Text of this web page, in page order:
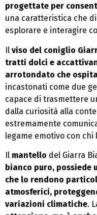
progettate per
una caratteristica che
esplorare e interagire
Il viso del coniglio
tratti dolci e
arrotondato che
incastonati come due
capace di trasmettere
dalla curiosità alla
estremamente
legame emotivo con chi
Il mantello del Giarra
bianco puro, possiede
che lo rendono
atmosferici,
variazioni climatiche.